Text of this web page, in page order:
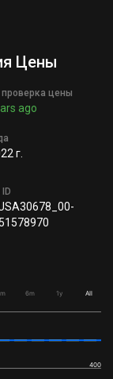
Цены
цены
ago
г.
6m 1y All
400